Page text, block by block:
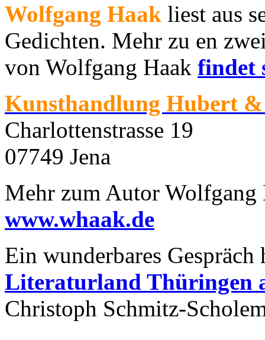
Wolfgang Haak liest aus
Gedichten. Mehr zu en
von Wolfgang Haak findet
Kunsthandlung Hubert
Charlottenstrasse 19
07749 Jena
Mehr zum Autor Wolfgang
www.whaak.de
Ein wunderbares
Literaturland Thüringen
Christoph Schmitz-